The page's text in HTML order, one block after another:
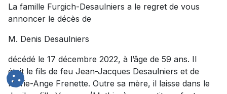
La famille Furgich-Desaulniers a le regret de vous
annoncer le décès de
M. Denis Desaulniers
décédé le 17 décembre 2022, à l’âge de 59 ans. Il
était le fils de feu Jean-Jacques Desaulniers et de
Marie-Ange Frenette. Outre sa mère, il laisse dans le